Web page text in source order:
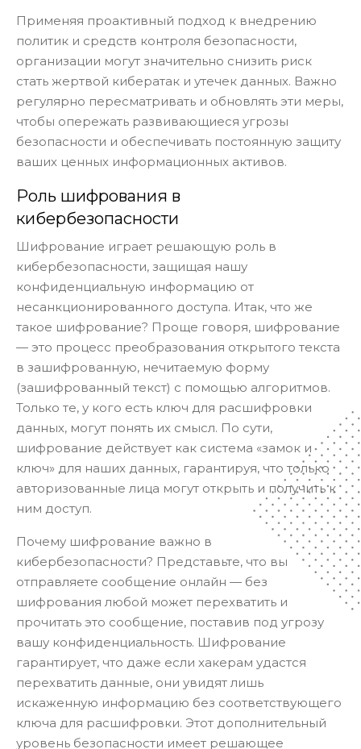
Применяя проактивный подход к внедрению
политик и средств контроля безопасности,
организации могут значительно снизить риск
стать жертвой кибератак и утечек данных. Важно
регулярно пересматривать и обновлять эти меры,
чтобы опережать развивающиеся угрозы
безопасности и обеспечивать постоянную защиту
ваших ценных информационных активов.
Роль шифрования в
кибербезопасности
Шифрование играет решающую роль в
кибербезопасности, защищая нашу
конфиденциальную информацию от
несанкционированного доступа. Итак, что же
такое шифрование? Проще говоря, шифрование
— это процесс преобразования открытого текста
в зашифрованную, нечитаемую форму
(зашифрованный текст) с помощью алгоритмов.
Только те, у кого есть ключ для расшифровки
данных, могут понять их смысл. По сути,
шифрование действует как система «замок и
ключ» для наших данных, гарантируя, что только
авторизованные лица могут открыть и получить к
ним доступ.
Почему шифрование важно в
кибербезопасности? Представьте, что вы
отправляете сообщение онлайн — без
шифрования любой может перехватить и
прочитать это сообщение, поставив под угрозу
вашу конфиденциальность. Шифрование
гарантирует, что даже если хакерам удастся
перехватить данные, они увидят лишь
искаженную информацию без соответствующего
ключа для расшифровки. Этот дополнительный
уровень безопасности имеет решающее